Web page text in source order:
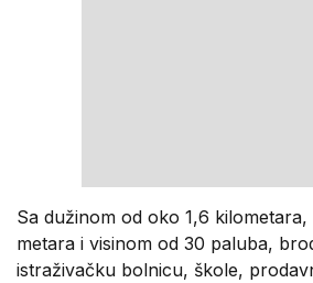
Sa dužinom od oko 1,6
metara i visinom od 30 paluba,
istraživačku bolnicu, škole,